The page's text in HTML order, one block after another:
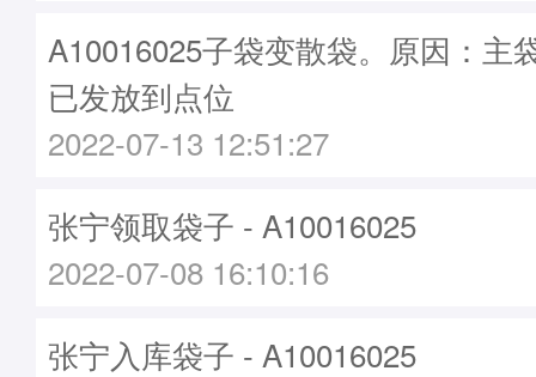
A10016025子袋变散袋。原因：主
已发放到点位
2022-07-13 12:51:27
张宁领取袋子 - A10016025
2022-07-08 16:10:16
张宁入库袋子 - A10016025